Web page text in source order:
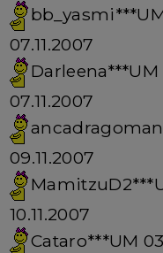
07.11.2007
Darleena***UM
07.11.2007
09.11.2007
10.11.2007
Cataro***UM